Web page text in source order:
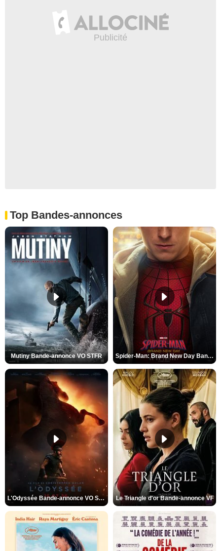
Top Bandes-annonces
Mutiny Bande-annonce VO STFR Spider-Man: Brand New Day Bande-annonce VO STFR
L'Odyssée Bande-annonce VO STFR Le Triangle d'or Bande-annonce VF